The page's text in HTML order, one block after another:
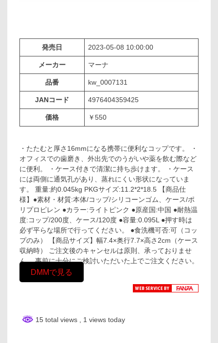
発売日 2023-05-08 10:00:00
メーカー マーナ
品番 kw_0007131
JANコード 4976404359425
価格 ￥550
・たたむと厚さ16mmになる携帯に便利なコップです。 ・
オフィスでの歯磨き、外出先でのうがいや薬を飲む際など
に便利。 ・ケース付きで清潔に持ち歩けます。 ・ケース
には両側に通気孔があり、蒸れにくい形状になっていま
す。 重量:約0.045kg PKGサイズ:11.2*2*18.5 【商品仕
様】●素材・材質:本体/コップ/シリコーンゴム、ケース/ポ
リプロピレン ●カラー:ライトピンク ●原産国:中国 ●耐熱温
度:コップ/200度、ケース/120度 ●容量:0.095L ●押す時は
必ず平らな場所で行ってください。 ●食洗機可否:可（コッ
プのみ） 【商品サイズ】幅7.4×奥行7.7×高さ2cm（ケース
収納時） ご注文後のキャンセルは原則、承っておりませ
ん。 事前に十分にご検討いただいた上でご注文ください。
DMMで見る
15 total views , 1 views today